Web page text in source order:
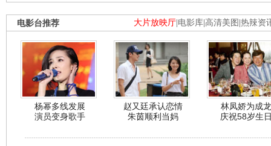
大片放映厅 电影库 高清美图 热辣资
电影台推荐
杨幂多线发展
演员变身歌手
赵又廷承认恋情
朱茵顺利当妈
林凤娇为成龙
庆祝58岁生